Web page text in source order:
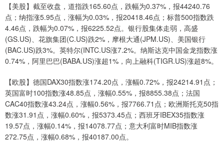
【美股】截至收盘，道指跌165.60点，跌幅为0.37%，报44240.76
点；纳指涨5.95点，涨幅为0.03%，报20418.46点；标普500指数跌
4.46点，跌幅为0.07%，报6225.52点。银行股集体走弱，高盛
(GS.US)、花旗集团(C.US)跌2%，摩根大通(JPM.US)、美国银行
(BAC.US)跌3%。英特尔(INTC.US涨7.2%。纳斯达克中国金龙指数涨
0.74%，阿里巴巴(BABA.US)涨超1%，向上融科(TIGR.US)涨超8%。
【欧股】德国DAX30指数涨174.20点，涨幅0.72%，报24214.91点；
英国富时100指数涨48.85点，涨幅0.55%，报8855.38点；法国
CAC40指数涨43.24点，涨幅0.56%，报7766.71点；欧洲斯托克50指
数涨31.91点，涨幅0.60%，报5373.45点；西班牙IBEX35指数涨
19.57点，涨幅0.14%，报14078.77点；意大利富时MIB指数涨
272.75点，涨幅0.68%，报40187.00点。